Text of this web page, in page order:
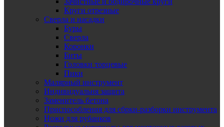
Круги отрезные
Сверла и насадки
Буры
Сверла
Коронки
Биты
Головки торцевые
Пики
Малярный инструмент
Индивидуальня защита
Заменитель бетона
Приспособления для сбрки-разборки инструмента
Ножи для рубанков